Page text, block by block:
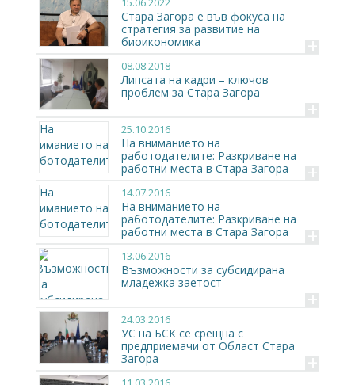
Стара Загора е във фокуса на
стратегия за развитие на
биоикономика
+
08.08.2018
Липсата на кадри – ключов
проблем за Стара Загора
+
25.10.2016
На вниманието на
работодателите: Разкриване на
работни места в Стара Загора
+
14.07.2016
На вниманието на
работодателите: Разкриване на
работни места в Стара Загора
+
13.06.2016
Възможности за субсидирана
младежка заетост
+
24.03.2016
УС на БСК се срещна с
предприемачи от Област Стара
Загора
+